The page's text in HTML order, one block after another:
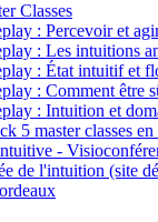
Classes
: Percevoir et
: Les intuitions
: État intuitif et
: Comment être
: Intuition et
5 master classes
-
de l'intuition (site